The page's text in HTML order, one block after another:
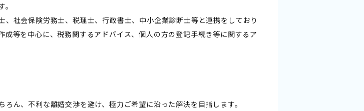
、社会保険労務士、税理士、行政書士、中小企業診断士等と連携をしており
成等を中心に、税務関するアドバイス、個人の方の登記手続き等に関するア
ん、不利な離婚交渉を避け、極力ご希望に沿った解決を目指します。